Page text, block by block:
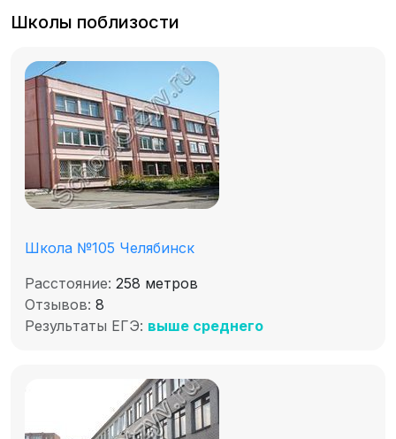
Школы поблизости
Школа №105 Челябинск
Расстояние: 258 метров
Отзывов: 8
Результаты ЕГЭ: выше среднего